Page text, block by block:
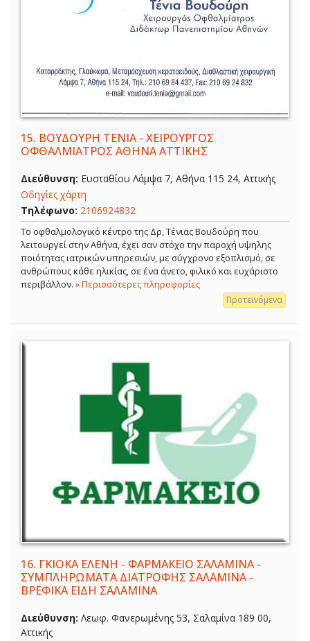
15. ΒΟΥΔΟΥΡΗ ΤΕΝΙΑ - ΧΕΙΡΟΥΡΓΟΣ
ΟΦΘΑΛΜΙΑΤΡΟΣ ΑΘΗΝΑ ΑΤΤΙΚΗΣ
Διεύθυνση: Ευσταθίου Λάμψα 7, Αθήνα 115 24, Αττικής
Οδηγίες χάρτη
Τηλέφωνο: 2106924832
Το οφθαλμολογικό κέντρο της Δρ, Τένιας Βουδούρη που
λειτουργεί στην Αθήνα, έχει σαν στόχο την παροχή υψηλης
ποιότητας ιατρικών υπηρεσιών, με σύγχρονο εξοπλισμό, σε
ανθρώπους κάθε ηλικίας, σε ένα άνετο, φιλικό και ευχάριστο
περιβάλλον. » Περισσότερες πληροφορίες
Προτεινόμενα
16. ΓΚΙΟΚΑ ΕΛΕΝΗ - ΦΑΡΜΑΚΕΙΟ ΣΑΛΑΜΙΝΑ -
ΣΥΜΠΛΗΡΩΜΑΤΑ ΔΙΑΤΡΟΦΗΣ ΣΑΛΑΜΙΝΑ -
ΒΡΕΦΙΚΑ ΕΙΔΗ ΣΑΛΑΜΙΝΑ
Διεύθυνση: Λεωφ. Φανερωμένης 53, Σαλαμίνα 189 00,
Αττικής